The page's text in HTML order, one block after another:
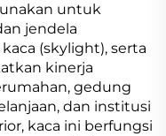
untuk
jendela
(skylight), serta
kinerja
gedung
dan institusi
kaca ini berfungsi